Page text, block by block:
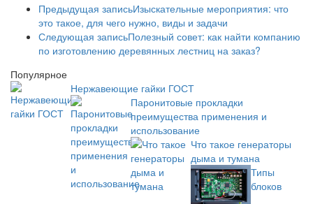
Предыдущая записьИзыскательные мероприятия: что
это такое, для чего нужно, виды и задачи
Следующая записьПолезный совет: как найти компанию
по изготовлению деревянных лестниц на заказ?
Популярное
Нержавеющие гайки ГОСТ
Паронитовые прокладки
преимущества применения и
использование
Что такое генераторы
дыма и тумана
Типы
блоков